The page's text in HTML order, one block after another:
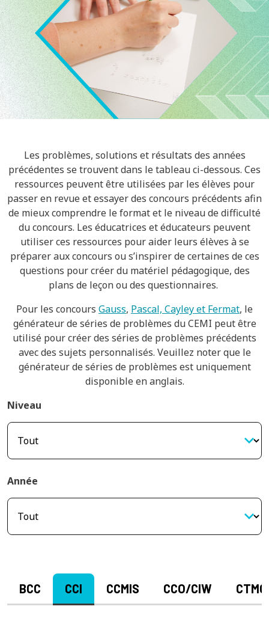
Les problèmes, solutions et résultats des années
précédentes se trouvent dans le tableau ci-dessous. Ces
ressources peuvent être utilisées par les élèves pour
passer en revue et essayer des concours précédents afin
de mieux comprendre le format et le niveau de difficulté
du concours. Les éducatrices et éducateurs peuvent
utiliser ces ressources pour aider leurs élèves à se
préparer aux concours ou s’inspirer de certaines de ces
questions pour créer du matériel pédagogique, des
plans de leçon ou des questionnaires.
Pour les concours Gauss, Pascal, Cayley et Fermat, le
générateur de séries de problèmes du CEMI peut être
utilisé pour créer des séries de problèmes précédents
avec des sujets personnalisés. Veuillez noter que le
générateur de séries de problèmes est uniquement
disponible en anglais.
Niveau
Année
BCC CCI CCMIS CCO/CIW CTMC